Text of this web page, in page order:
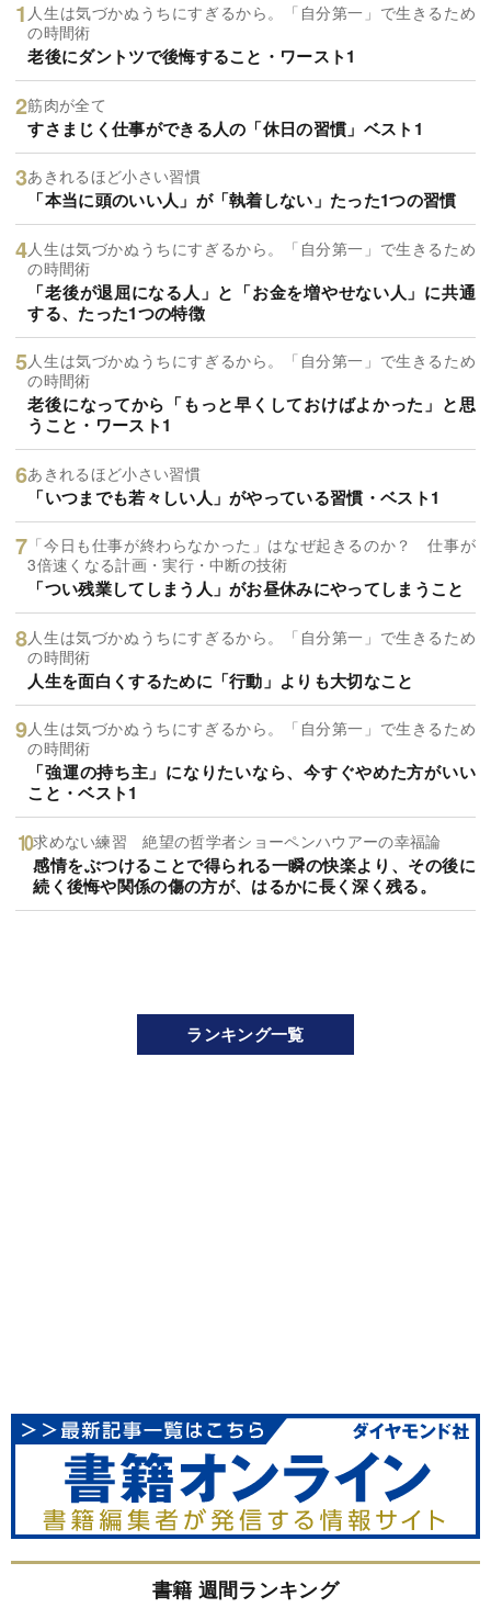
人生は気づかぬうちにすぎるから。「自分第一」で生きるため
の時間術
老後にダントツで後悔すること・ワースト1
筋肉が全て
すさまじく仕事ができる人の「休日の習慣」ベスト1
あきれるほど小さい習慣
「本当に頭のいい人」が「執着しない」たった1つの習慣
人生は気づかぬうちにすぎるから。「自分第一」で生きるため
の時間術
「老後が退屈になる人」と「お金を増やせない人」に共通
する、たった1つの特徴
人生は気づかぬうちにすぎるから。「自分第一」で生きるため
の時間術
老後になってから「もっと早くしておけばよかった」と思
うこと・ワースト1
あきれるほど小さい習慣
「いつまでも若々しい人」がやっている習慣・ベスト1
「今日も仕事が終わらなかった」はなぜ起きるのか？ 仕事が
3倍速くなる計画・実行・中断の技術
「つい残業してしまう人」がお昼休みにやってしまうこと
人生は気づかぬうちにすぎるから。「自分第一」で生きるため
の時間術
人生を面白くするために「行動」よりも大切なこと
人生は気づかぬうちにすぎるから。「自分第一」で生きるため
の時間術
「強運の持ち主」になりたいなら、今すぐやめた方がいい
こと・ベスト1
求めない練習 絶望の哲学者ショーペンハウアーの幸福論
感情をぶつけることで得られる一瞬の快楽より、その後に
続く後悔や関係の傷の方が、はるかに長く深く残る。
ランキング一覧
書籍 週間ランキング